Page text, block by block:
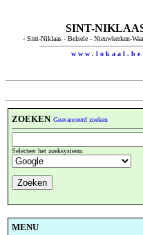
SINT-
- Sint-Niklaas - Belsele - Nieuwkerken-
w w w . l o k a a l . b e
ZOEKEN Geavanceerd zoeken
Selecteer het zoeksysteem
MENU